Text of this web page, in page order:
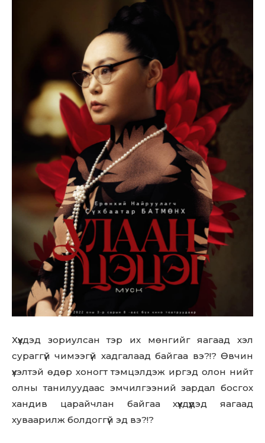
Don't miss
out!
Sing up for our newsletter
to stay in the loop.
SUBSCRIBE
Хүүхдэд зориулсан тэр их мөнгийг яагаад хэл
сураггүй чимээгүй хадгалаад байгаа вэ?!? Өвчин
үхэлтэй өдөр хоногт тэмцэлдэж иргэд олон нийт
олны танилуудаас эмчилгээний зардал босгох
хандив царайчлан байгаа хүүхдүүдэд яагаад
хуваарилж болдоггүй эд вэ?!?